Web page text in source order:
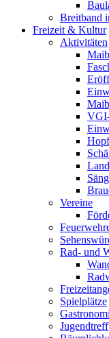
Breitband
Freizeit & Kultur
Aktivitäten
Vereine
Rad- und
Spielplätze
Jugendtreff